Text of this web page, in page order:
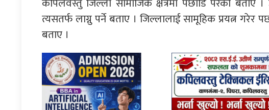
त्यसतर्फ लाग्नु पर्ने बताए । जिल्लालाई सामूहिक प्रयत्न गरेर
बताए ।